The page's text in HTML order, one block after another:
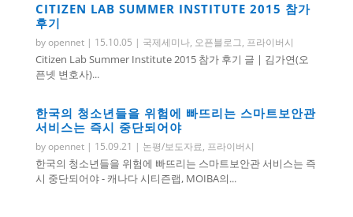
CITIZEN LAB SUMMER INSTITUTE 2015 참가
후기
byopennet| 15.10.05 | 국제세미나, 오픈블로그, 프라이버시
Citizen Lab Summer Institute 2015 참가 후기 글 | 김가연(오
픈넷 변호사)...
한국의 청소년들을 위험에 빠뜨리는 스마트보안관
서비스는 즉시 중단되어야
byopennet| 15.09.21 | 논평/보도자료, 프라이버시
한국의 청소년들을 위험에 빠뜨리는 스마트보안관 서비스는 즉
시 중단되어야 - 캐나다 시티즌랩, MOIBA의...